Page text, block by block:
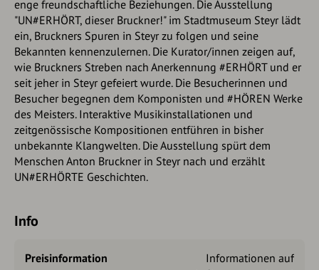
enge freundschaftliche Beziehungen. Die Ausstellung
"UN#ERHÖRT, dieser Bruckner!" im Stadtmuseum Steyr lädt
ein, Bruckners Spuren in Steyr zu folgen und seine
Bekannten kennenzulernen. Die Kurator/innen zeigen auf,
wie Bruckners Streben nach Anerkennung #ERHÖRT und er
seit jeher in Steyr gefeiert wurde. Die Besucherinnen und
Besucher begegnen dem Komponisten und #HÖREN Werke
des Meisters. Interaktive Musikinstallationen und
zeitgenössische Kompositionen entführen in bisher
unbekannte Klangwelten. Die Ausstellung spürt dem
Menschen Anton Bruckner in Steyr nach und erzählt
UN#ERHÖRTE Geschichten.
Info
Preisinformation
Informationen auf